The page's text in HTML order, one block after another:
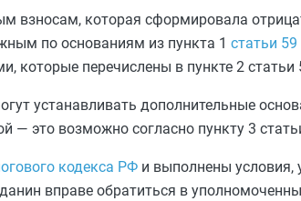
взносам, которая сформировала
по основаниям из пункта 1 статьи
которые перечислены в пункте 2
устанавливать дополнительные
— это возможно согласно пункту 3
кодекса РФ и выполнены условия,
вправе обратиться в